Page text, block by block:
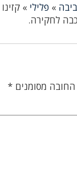
»פלילי »
מסומנים *